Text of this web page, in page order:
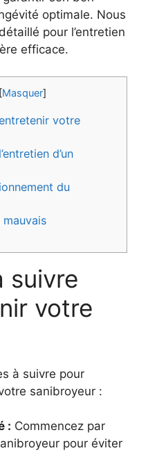
optimale. Nous
pour l’entretien
efficace.
[Masquer]
votre
d’un
du
suivre
votre
à suivre pour
sanibroyeur :
: Commencez par
pour éviter